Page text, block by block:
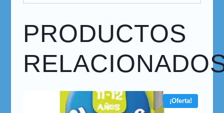
PRODUCTOS
¡Oferta!